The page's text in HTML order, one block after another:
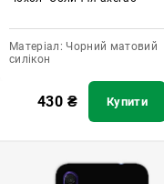
Матеріал: Чорний матовий
силікон
430 ₴ Купити